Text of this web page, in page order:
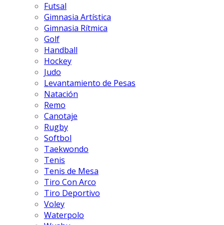
Futsal
Gimnasia Artística
Gimnasia Rítmica
Golf
Handball
Hockey
Judo
Levantamiento de Pesas
Natación
Remo
Canotaje
Rugby
Softbol
Taekwondo
Tenis
Tenis de Mesa
Tiro Con Arco
Tiro Deportivo
Voley
Waterpolo